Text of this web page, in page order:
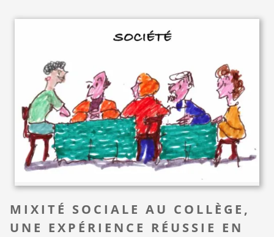
MIXITÉ SOCIALE AU COLLÈGE,
UNE EXPÉRIENCE RÉUSSIE EN